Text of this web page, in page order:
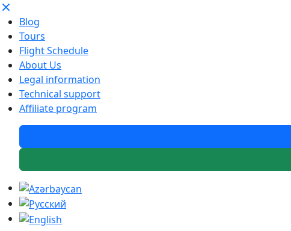
Blog
Tours
Flight Schedule
About Us
Legal information
Technical support
Affiliate program